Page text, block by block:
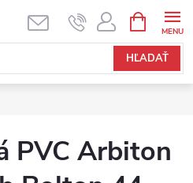
HĽADAŤ
PVC Arbiton